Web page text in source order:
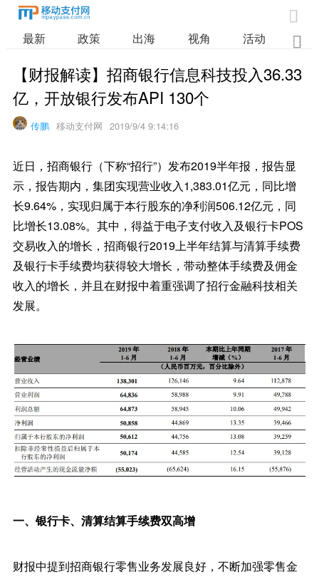

最新 政策 出海 视角 活动 业

【财报解读】招商银行信息科技投入36.33
亿，开放银行发布API 130个
传鹏 移动支付网 2019/9/4 9:14:16
近日，招商银行（下称“招行”）发布2019半年报，报告显
示，报告期内，集团实现营业收入1,383.01亿元，同比增
长9.64%，实现归属于本行股东的净利润506.12亿元，同
比增长13.08%。其中，得益于电子支付收入及银行卡POS
交易收入的增长，招商银行2019上半年结算与清算手续费
及银行卡手续费均获得较大增长，带动整体手续费及佣金
收入的增长，并且在财报中着重强调了招行金融科技相关
发展。
一、银行卡、清算结算手续费双高增
财报中提到招商银行零售业务发展良好，不断加强零售金